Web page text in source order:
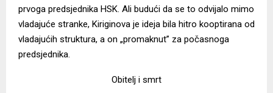
prvoga predsjednika HSK. Ali budući da se to odvijalo mimo
vladajuće stranke, Kiriginova je ideja bila hitro kooptirana od
vladajućih struktura, a on „promaknut” za počasnoga
predsjednika.
Obitelj i smrt